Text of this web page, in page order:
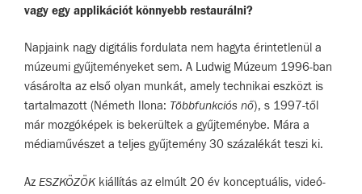
vagy egy applikációt könnyebb restaurálni?
Napjaink nagy digitális fordulata nem hagyta érintetlenül a
múzeumi gyűjteményeket sem. A Ludwig Múzeum 1996-ban
vásárolta az első olyan munkát, amely technikai eszközt is
tartalmazott (Németh Ilona: Többfunkciós nő), s 1997-től
már mozgóképek is bekerültek a gyűjteménybe. Mára a
médiaművészet a teljes gyűjtemény 30 százalékát teszi ki.
Az ESZKÖZÖK kiállítás az elmúlt 20 év konceptuális, videó-